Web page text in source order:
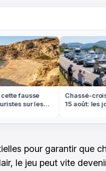
fausse
sur les
Chassé-
15 août: les
pour garantir que
le jeu peut vite